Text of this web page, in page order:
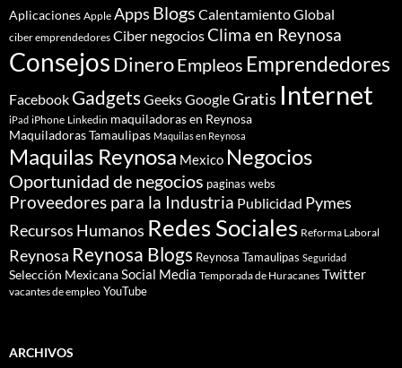
Aplicaciones Apple Apps Blogs Calentamiento Global
ciber emprendedores Ciber negociosClima en Reynosa
ConsejosDineroEmpleos Emprendedores
Facebook GadgetsGeeksGoogleGratis Internet
iPad iPhone Linkedin maquiladoras en Reynosa
Maquiladoras Tamaulipas Maquilas en Reynosa
Maquilas Reynosa Mexico Negocios
Oportunidad de negocios paginas webs
Proveedores para la Industria Publicidad Pymes
Recursos Humanos Redes Sociales Reforma Laboral
Reynosa Reynosa Blogs Reynosa Tamaulipas Seguridad
Selección MexicanaSocial Media Temporada de Huracanes Twitter
vacantes de empleo YouTube
ARCHIVOS